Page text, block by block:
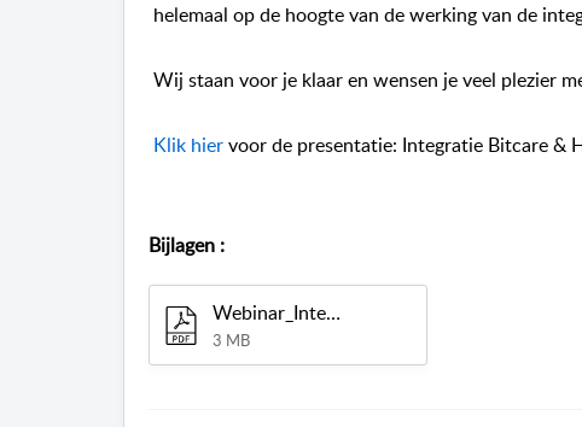
helemaal op de hoogte van de werking van de
Wij staan voor je klaar en wensen je veel plezier
Klik hiervoor de presentatie: Integratie Bitcare &
Bijlagen :
Webinar_Integratie_Bitcare_Humanwave_2021_1_.pdf
3 MB